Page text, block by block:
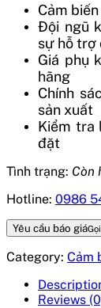
Cảm
Đội ngũ
sự hỗ trợ
Giá phụ
hãng
Chính
sản xuất
Kiểm tra
đặt
Tình trạng: Còn
Hotline: 0986
Yêu cầu báo giá
Category: Cảm
Reviews